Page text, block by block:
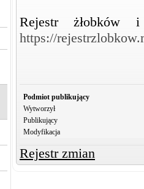
Rejestr żłobków
https://
Podmiot publikujący
Wytworzył
Publikujący
Modyfikacja
Rejestr zmian